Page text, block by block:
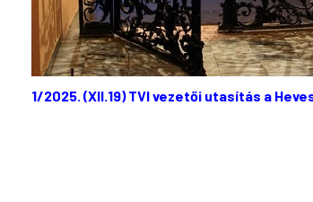
1/2025. (XII.19) TVI vezetői utasítás a